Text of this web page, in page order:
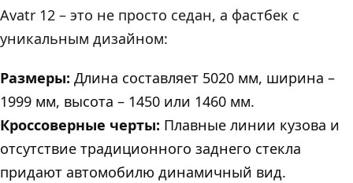
Avatr 12 – это не просто седан, а фастбек с
уникальным дизайном:
Размеры: Длина составляет 5020 мм, ширина –
1999 мм, высота – 1450 или 1460 мм.
Кроссоверные черты: Плавные линии кузова и
отсутствие традиционного заднего стекла
придают автомобилю динамичный вид.